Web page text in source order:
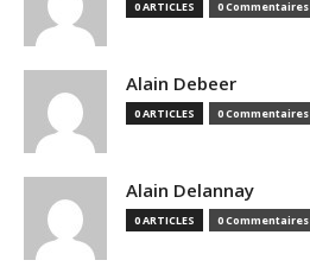
0 ARTICLES 0 Commentaires
Alain Debeer
0 ARTICLES 0 Commentaires
Alain Delannay
0 ARTICLES 0 Commentaires